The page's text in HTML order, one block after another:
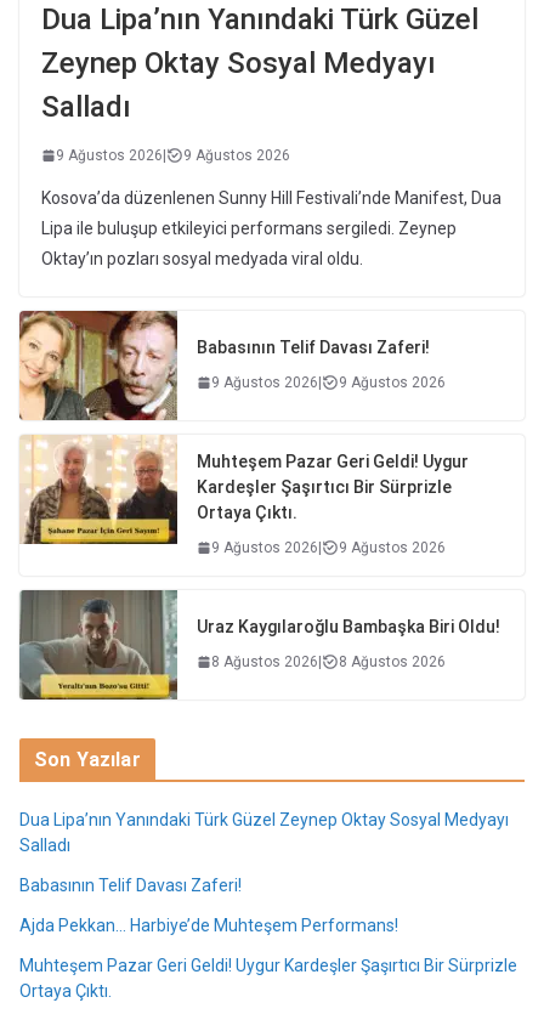
Dua Lipa’nın Yanındaki Türk Güzel
Zeynep Oktay Sosyal Medyayı
Salladı
9 Ağustos 2026 9 Ağustos 2026
Kosova’da düzenlenen Sunny Hill Festivali’nde Manifest, Dua
Lipa ile buluşup etkileyici performans sergiledi. Zeynep
Oktay’ın pozları sosyal medyada viral oldu.
Babasının Telif Davası Zaferi!
9 Ağustos 2026 9 Ağustos 2026
Muhteşem Pazar Geri Geldi! Uygur
Kardeşler Şaşırtıcı Bir Sürprizle
Ortaya Çıktı.
9 Ağustos 2026 9 Ağustos 2026
Uraz Kaygılaroğlu Bambaşka Biri Oldu!
8 Ağustos 2026 8 Ağustos 2026
Son Yazılar
Dua Lipa’nın Yanındaki Türk Güzel Zeynep Oktay Sosyal Medyayı
Salladı
Babasının Telif Davası Zaferi!
Ajda Pekkan… Harbiye’de Muhteşem Performans!
Muhteşem Pazar Geri Geldi! Uygur Kardeşler Şaşırtıcı Bir Sürprizle
Ortaya Çıktı.